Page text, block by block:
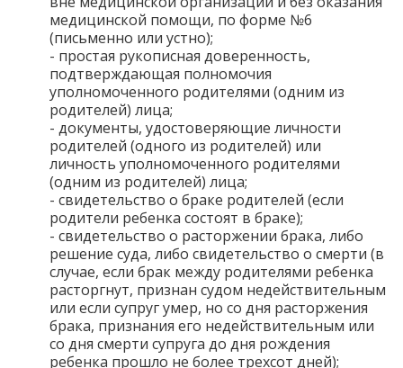
медицинской помощи, по форме №6
(письменно или устно);
- простая рукописная доверенность,
подтверждающая полномочия
уполномоченного родителями (одним из
родителей) лица;
- документы, удостоверяющие личности
родителей (одного из родителей) или
личность уполномоченного родителями
(одним из родителей) лица;
- свидетельство о браке родителей (если
родители ребенка состоят в браке);
- свидетельство о расторжении брака, либо
решение суда, либо свидетельство о смерти (в
случае, если брак между родителями ребенка
расторгнут, признан судом недействительным
или если супруг умер, но со дня расторжения
брака, признания его недействительным или
со дня смерти супруга до дня рождения
ребенка прошло не более трехсот дней);